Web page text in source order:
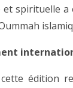
et spirituelle a
édition